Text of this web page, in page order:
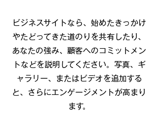
ビジネスサイトなら、始めたきっかけ
やたどってきた道のりを共有したり、
あなたの強み、顧客へのコミットメン
トなどを説明してください。写真、ギ
ャラリー、またはビデオを追加する
と、さらにエンゲージメントが高まり
ます。